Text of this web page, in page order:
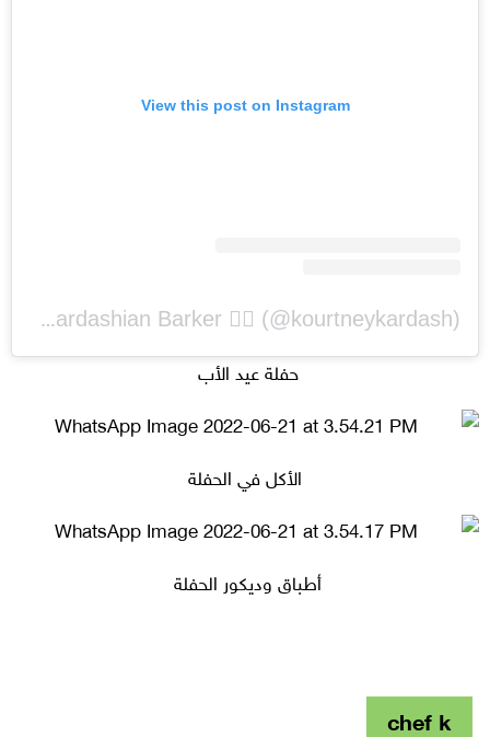
View this post on Instagram
A post shared by Kourtney Kardashian Barker ❤️‍🔥 (@kourtneykardash)
حفلة عيد الأب
الأكل في الحفلة
أطباق وديكور الحفلة
chef k